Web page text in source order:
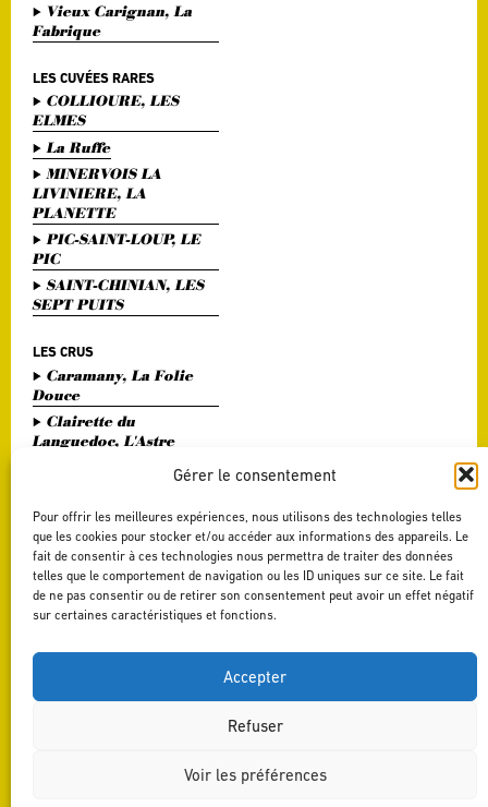
Gérer le consentement
Pour offrir les meilleures expériences, nous utilisons des technologies telles
que les cookies pour stocker et/ou accéder aux informations des appareils. Le
fait de consentir à ces technologies nous permettra de traiter des données
telles que le comportement de navigation ou les ID uniques sur ce site. Le fait
de ne pas consentir ou de retirer son consentement peut avoir un effet négatif
sur certaines caractéristiques et fonctions.
Accepter
Refuser
Voir les préférences
Vieux Carignan, La
Fabrique
LES CUVÉES RARES
COLLIOURE, LES
ELMES
La Ruffe
MINERVOIS LA
LIVINIERE, LA
PLANETTE
PIC-SAINT-LOUP, LE
PIC
SAINT-CHINIAN, LES
SEPT PUITS
LES CRUS
Caramany, La Folie
Douce
Clairette du
Languedoc, L'Astre
Haute Vallée de l'Orb,
Pézenas, Entre Amis
Saint Chinian, Le
Saint Festin White
Terrasses du Larzac,
L'Art du Vers
Terrasses du Larzac,